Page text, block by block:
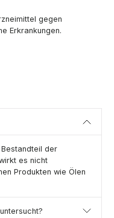
gegen
Erkrankungen.
der
es nicht
Produkten wie Ölen